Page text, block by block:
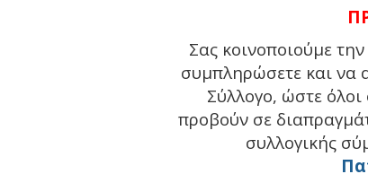
Σας κοινοποιούμε
συμπληρώσετε και να
Σύλλογο, ώστε όλοι
προβούν σε
συλλογικής